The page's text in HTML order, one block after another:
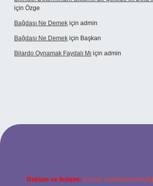
için Özge
Bağdaşı Ne Demek için admin
Bağdaşı Ne Demek için Başkan
Bilardo Oynamak Faydalı Mı için admin
bahis sitesi
Reklam ve İletişim: E-mail: